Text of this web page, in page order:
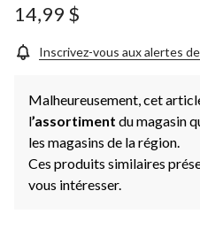
14,99 $
Inscrivez-vous aux alertes
Malheureusement, cet
l’assortiment du magasin
les magasins de la région.
Ces produits similaires
vous intéresser.